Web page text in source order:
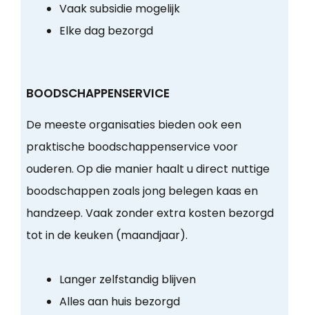
Vaak subsidie mogelijk
Elke dag bezorgd
BOODSCHAPPENSERVICE
De meeste organisaties bieden ook een
praktische boodschappenservice voor
ouderen. Op die manier haalt u direct nuttige
boodschappen zoals jong belegen kaas en
handzeep. Vaak zonder extra kosten bezorgd
tot in de keuken (maandjaar).
Langer zelfstandig blijven
Alles aan huis bezorgd